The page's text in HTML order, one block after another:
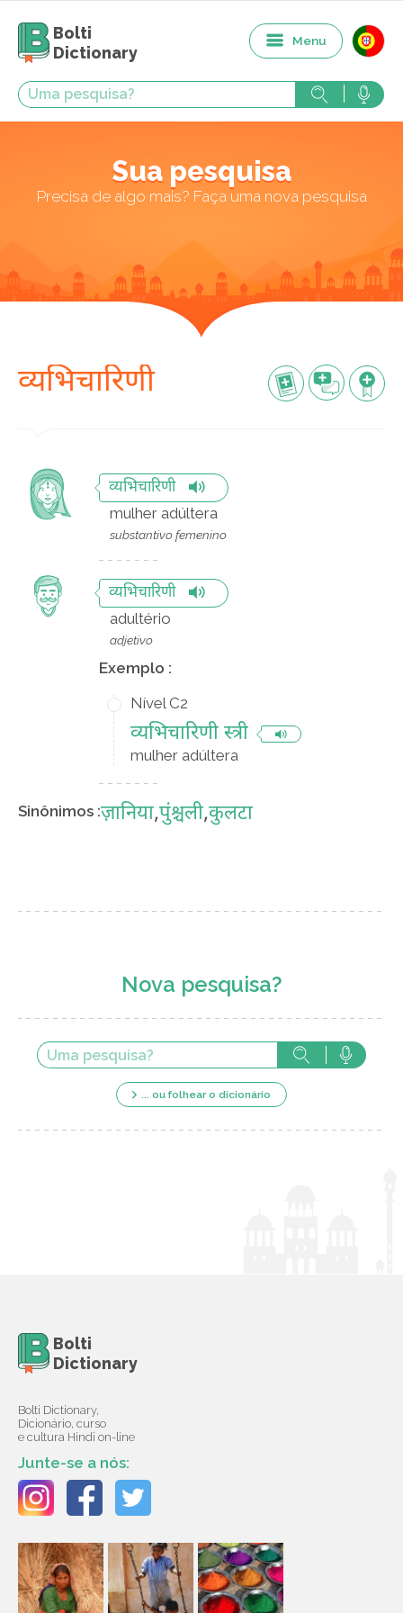
Bolti
Dictionary
Menu
Sua pesquisa
Precisa de algo mais? Faça uma nova pesquisa
व्यभिचारिणी
व्यभिचारिणी
mulher adúltera
substantivo femenino
व्यभिचारिणी
adultério
adjetivo
Exemplo :
Nível C2
व्यभिचारिणी स्त्री
mulher adúltera
Sinônimos :ज़ानिया,पुंश्चली,कुलटा
Nova pesquisa?
... ou folhear o dicionário
Bolti
Dictionary
Bolti Dictionary,
Dicionário, curso
e cultura Hindi on-line
Junte-se a nós: